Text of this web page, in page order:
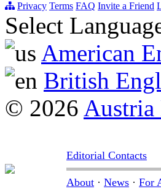
Privacy Terms FAQ Invite a Friend
Select
American
British
© 2026
Editorial Contacts
About · News · For